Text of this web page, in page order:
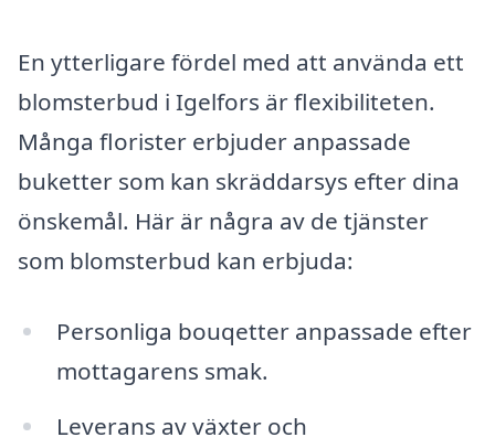
En ytterligare fördel med att använda ett
blomsterbud i Igelfors är flexibiliteten.
Många florister erbjuder anpassade
buketter som kan skräddarsys efter dina
önskemål. Här är några av de tjänster
som blomsterbud kan erbjuda:
Personliga bouqetter anpassade efter
mottagarens smak.
Leverans av växter och